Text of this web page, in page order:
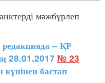
мәжбүрлеп
– ҚР
28.01.2017 № 23
бастап